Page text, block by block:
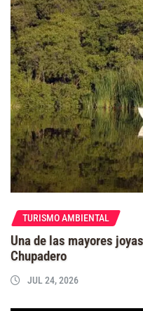
TURISMO AMBIENTAL
Una de las mayores
Chupadero
JUL 24, 2026